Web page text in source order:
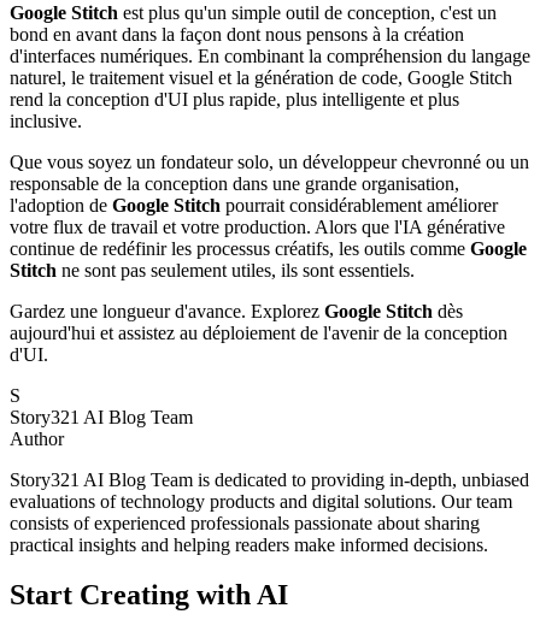
Google Stitch est plus qu'un simple outil de conception, c'est un
bond en avant dans la façon dont nous pensons à la création
d'interfaces numériques. En combinant la compréhension du langage
naturel, le traitement visuel et la génération de code, Google Stitch
rend la conception d'UI plus rapide, plus intelligente et plus
inclusive.
Que vous soyez un fondateur solo, un développeur chevronné ou un
responsable de la conception dans une grande organisation,
l'adoption de Google Stitch pourrait considérablement améliorer
votre flux de travail et votre production. Alors que l'IA générative
continue de redéfinir les processus créatifs, les outils comme Google
Stitch ne sont pas seulement utiles, ils sont essentiels.
Gardez une longueur d'avance. Explorez Google Stitch dès
aujourd'hui et assistez au déploiement de l'avenir de la conception
d'UI.
S
Story321 AI Blog Team
Author
Story321 AI Blog Team is dedicated to providing in-depth, unbiased
evaluations of technology products and digital solutions. Our team
consists of experienced professionals passionate about sharing
practical insights and helping readers make informed decisions.
Start Creating with AI